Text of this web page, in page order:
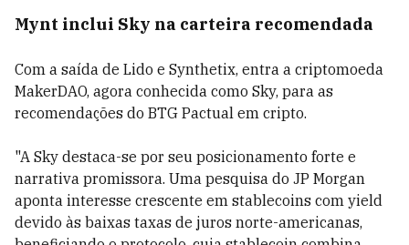
Mynt inclui Sky na carteira recomendada
Com a saída de Lido e Synthetix, entra a criptomoeda
MakerDAO, agora conhecida como Sky, para as
recomendações do BTG Pactual em cripto.
"A Sky destaca-se por seu posicionamento forte e
narrativa promissora. Uma pesquisa do JP Morgan
aponta interesse crescente em stablecoins com yield
devido às baixas taxas de juros norte-americanas,